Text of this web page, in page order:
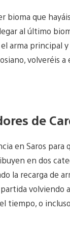
que
al último
arma principal y
volveréis a
de
en Saros para
en dos
la recarga de
volviendo
tiempo, o